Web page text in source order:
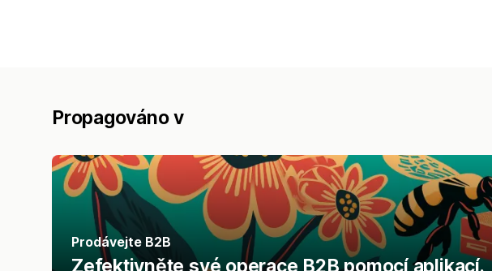
Propagováno v
Prodávejte B2B
Zefektivněte své operace B2B pomocí aplikací.